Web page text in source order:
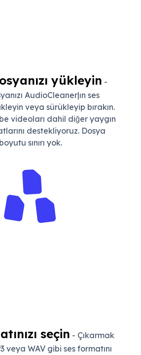
yükleyin -
AudioCleaner|ın ses
veya sürükleyip bırakın.
videoları dahil diğer yaygın
destekliyoruz. Dosya
boyutu sınırı yok.
seçin - Çıkarmak
veya WAV gibi ses formatını